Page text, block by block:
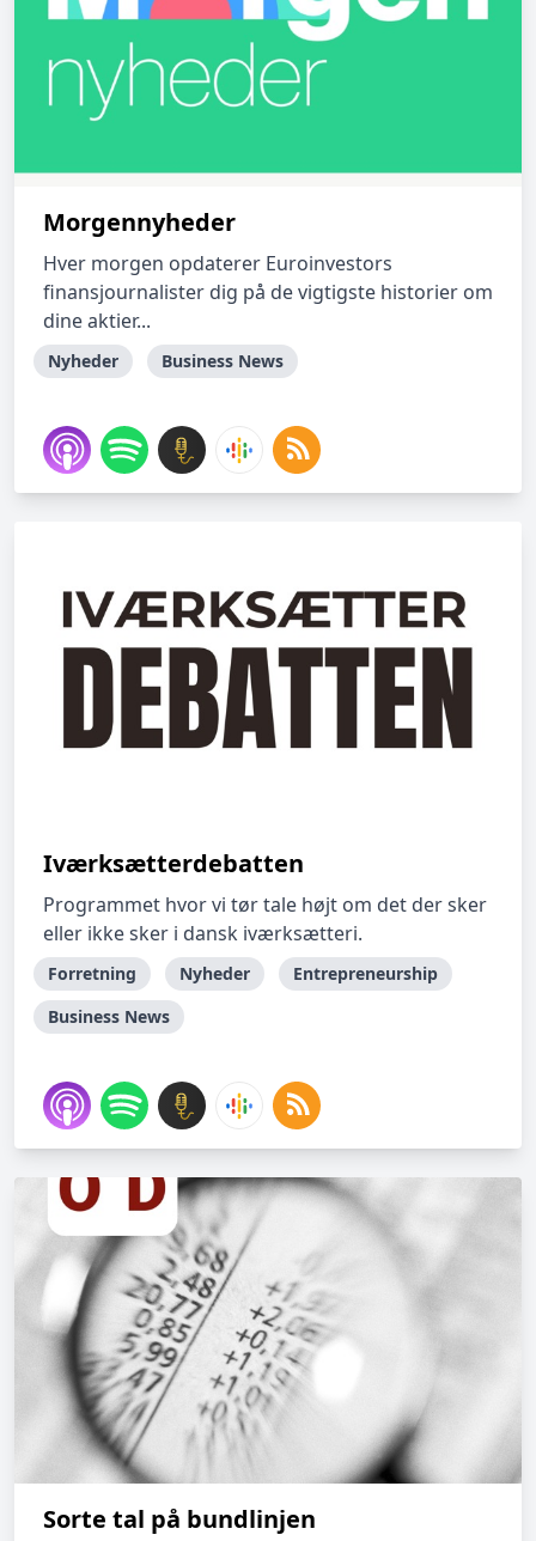
Morgennyheder
Hver morgen opdaterer Euroinvestors
finansjournalister dig på de vigtigste historier om
dine aktier...
Nyheder Business News
Iværksætterdebatten
Programmet hvor vi tør tale højt om det der sker
eller ikke sker i dansk iværksætteri.
Forretning Nyheder
Entrepreneurship
Business News
Sorte tal på bundlinjen